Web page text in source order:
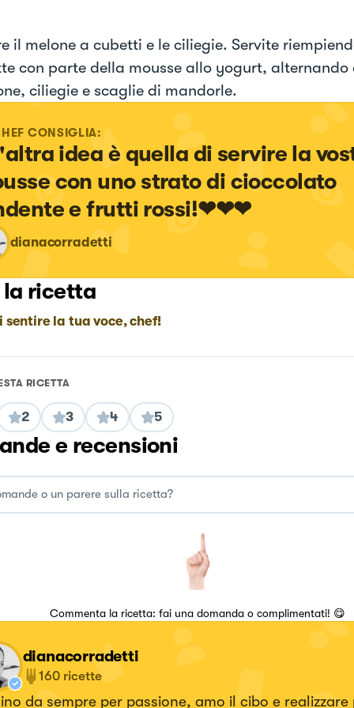
il melone a cubetti e le ciliegie. Servite
con parte della mousse allo yogurt, alternando
ciliegie e scaglie di mandorle.
CONSIGLIA:
idea è quella di servire la
con uno strato di cioccolato
e frutti rossi!❤❤❤
dianacorradetti
la ricetta
sentire la tua voce, chef!
RICETTA
2 3 4 5
e recensioni
Commenta la ricetta: fai una domanda o complimentati! 😋
dianacorradetti
160 ricette
da sempre per passione, amo il cibo e